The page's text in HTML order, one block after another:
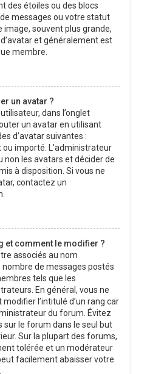
des étoiles ou des blocs
messages ou votre statut
image, souvent plus grande,
et généralement est
membre.
un avatar ?
dans l’onglet
un avatar en utilisant
d’avatar suivantes :
importé. L’administrateur
les avatars et décider de
à disposition. Si vous ne
contactez un
et comment le modifier ?
associés au nom
nombre de messages postés
tels que les
En général, vous ne
l’intitulé d’un rang car
du forum. Évitez
sur le forum dans le seul but
Sur la plupart des forums,
tolérée et un modérateur
facilement abaisser votre